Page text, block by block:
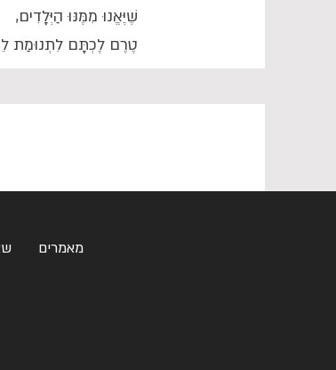
שֶׁיֶּאֱנוּ מִמֶּנּוּ הַיְּלָדִים,
טֶרֶם לֶכְתָּם לִתְנוּמַת
מאמרים